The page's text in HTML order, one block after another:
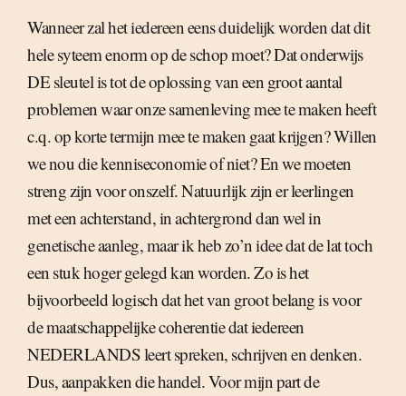
Wanneer zal het iedereen eens duidelijk worden dat dit
hele syteem enorm op de schop moet? Dat onderwijs
DE sleutel is tot de oplossing van een groot aantal
problemen waar onze samenleving mee te maken heeft
c.q. op korte termijn mee te maken gaat krijgen? Willen
we nou die kenniseconomie of niet? En we moeten
streng zijn voor onszelf. Natuurlijk zijn er leerlingen
met een achterstand, in achtergrond dan wel in
genetische aanleg, maar ik heb zo’n idee dat de lat toch
een stuk hoger gelegd kan worden. Zo is het
bijvoorbeeld logisch dat het van groot belang is voor
de maatschappelijke coherentie dat iedereen
NEDERLANDS leert spreken, schrijven en denken.
Dus, aanpakken die handel. Voor mijn part de